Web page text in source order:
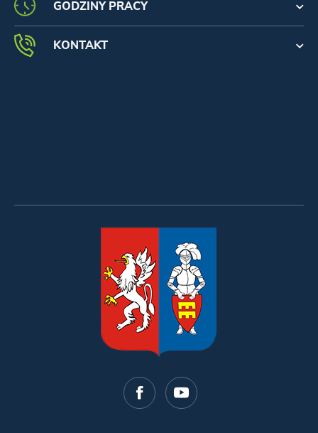
GODZINY PRACY
KONTAKT